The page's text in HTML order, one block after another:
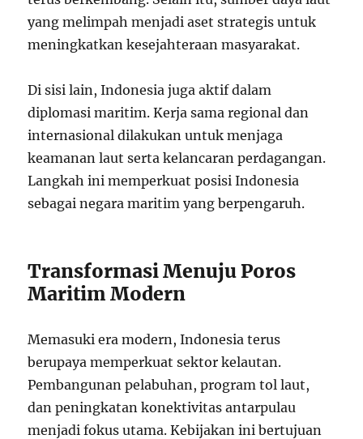
yang melimpah menjadi aset strategis untuk
meningkatkan kesejahteraan masyarakat.
Di sisi lain, Indonesia juga aktif dalam
diplomasi maritim. Kerja sama regional dan
internasional dilakukan untuk menjaga
keamanan laut serta kelancaran perdagangan.
Langkah ini memperkuat posisi Indonesia
sebagai negara maritim yang berpengaruh.
Transformasi Menuju Poros
Maritim Modern
Memasuki era modern, Indonesia terus
berupaya memperkuat sektor kelautan.
Pembangunan pelabuhan, program tol laut,
dan peningkatan konektivitas antarpulau
menjadi fokus utama. Kebijakan ini bertujuan